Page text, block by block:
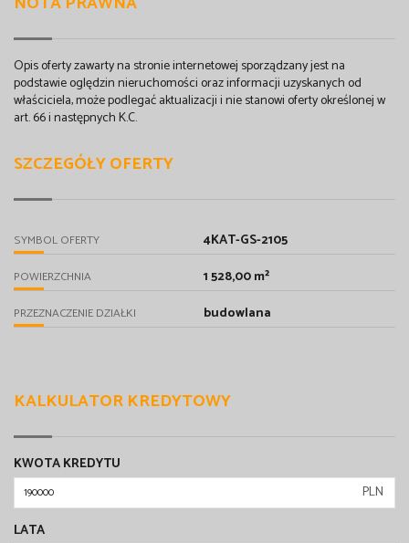
Opis oferty zawarty na stronie internetowej sporządzany jest na
podstawie oględzin nieruchomości oraz informacji uzyskanych od
właściciela, może podlegać aktualizacji i nie stanowi oferty określonej w
art. 66 i następnych K.C.
SZCZEGÓŁY OFERTY
SYMBOL OFERTY 4KAT-GS-2105
POWIERZCHNIA 1 528,00 m²
PRZEZNACZENIE DZIAŁKI budowlana
KALKULATOR KREDYTOWY
KWOTA KREDYTU
PLN
LATA